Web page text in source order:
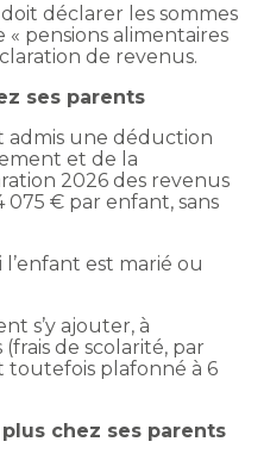
déclarer les sommes
pensions alimentaires
de revenus.
ses parents
admis une déduction
et de la
2026 des revenus
075 € par enfant, sans
est marié ou
s’y ajouter, à
de scolarité, par
toutefois plafonné à 6
chez ses parents